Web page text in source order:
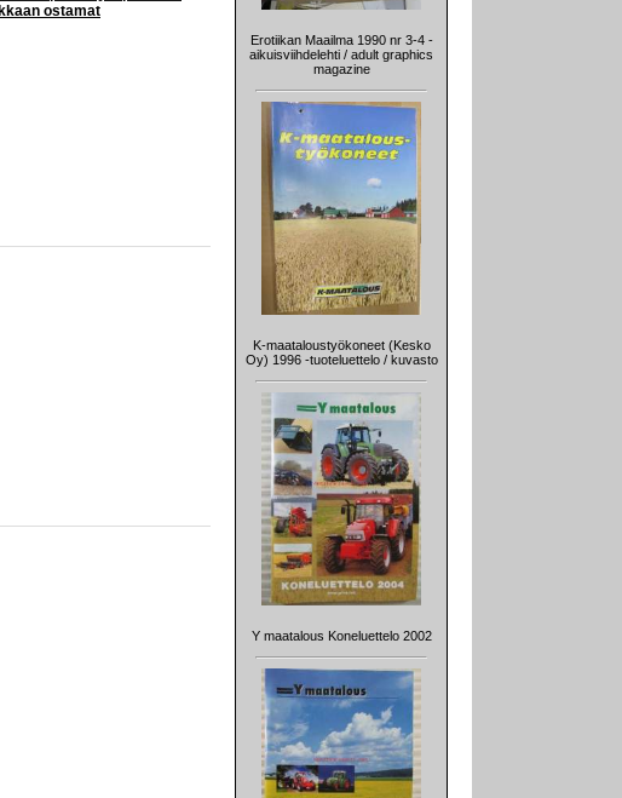
ostamat
Erotiikan Maailma 1990 nr 3-4 -
aikuisviihdelehti / adult graphics
magazine
K-maataloustyökoneet (Kesko
Oy) 1996 -tuoteluettelo / kuvasto
Y maatalous Koneluettelo 2002